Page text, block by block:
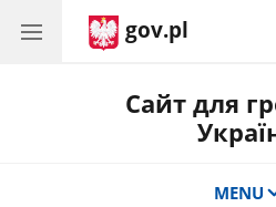
gov.pl
Сайт для
MENU